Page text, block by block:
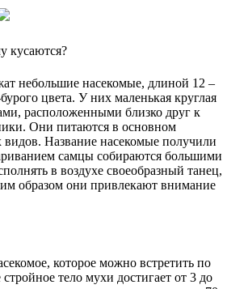
кусаются?
небольшие насекомые, длиной 12 –
цвета. У них маленькая круглая
расположенными близко друг к
Они питаются в основном
Название насекомые получили
самцы собираются большими
в воздухе своеобразный танец,
образом они привлекают внимание
которое можно встретить по
тело мухи достигает от 3 до